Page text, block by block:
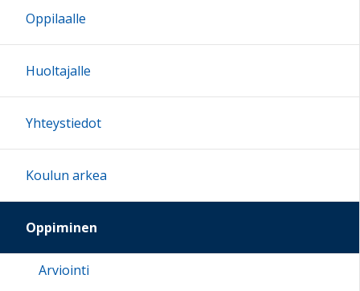
Oppilaalle
Huoltajalle
Yhteystiedot
Koulun arkea
Oppiminen
Arviointi